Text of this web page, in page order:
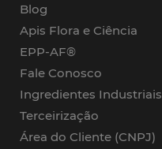
Blog
Apis Flora e Ciência
EPP-AF®
Fale Conosco
Ingredientes Industriais
Terceirização
Área do Cliente (CNPJ)